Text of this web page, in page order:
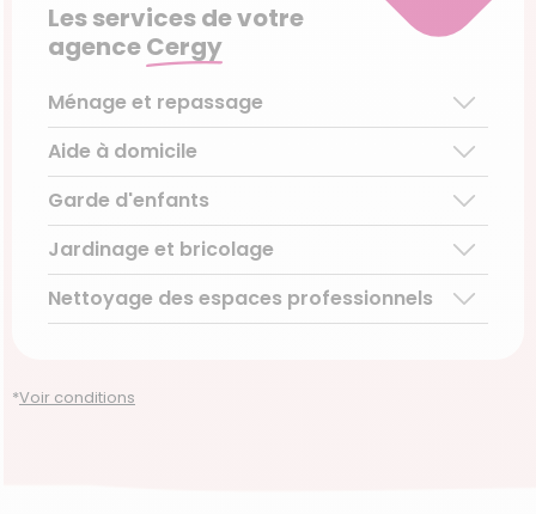
Les services de votre
agenceCergy
Ménage et repassage
Ménage régulier
Ménage ponctuel
Repassage à domicile
Découvrir le service
Aide à domicile
Aide aux personnes âgées
Téléassistance pour personnes âgées
Accompagnement du handicap
Découvrir le service
Garde d'enfants
Garde d’enfants de plus de 3 ans
Découvrir le service
Jardinage et bricolage
Entretien régulier
Entretien ponctuel
Nettoyage des espaces professionnels
*Voir conditions